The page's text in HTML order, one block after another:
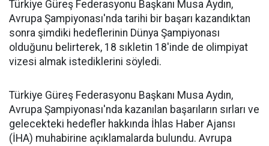
Türkiye Güreş Federasyonu Başkanı Musa Aydın,
Avrupa Şampiyonası'nda tarihi bir başarı kazandıktan
sonra şimdiki hedeflerinin Dünya Şampiyonası
olduğunu belirterek, 18 sıkletin 18'inde de olimpiyat
vizesi almak istediklerini söyledi.
Türkiye Güreş Federasyonu Başkanı Musa Aydın,
Avrupa Şampiyonası'nda kazanılan başarıların sırları ve
gelecekteki hedefler hakkında İhlas Haber Ajansı
(İHA) muhabirine açıklamalarda bulundu. Avrupa